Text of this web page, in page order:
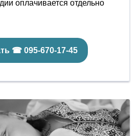
оплачивается отдельно
☎ 095-670-17-45